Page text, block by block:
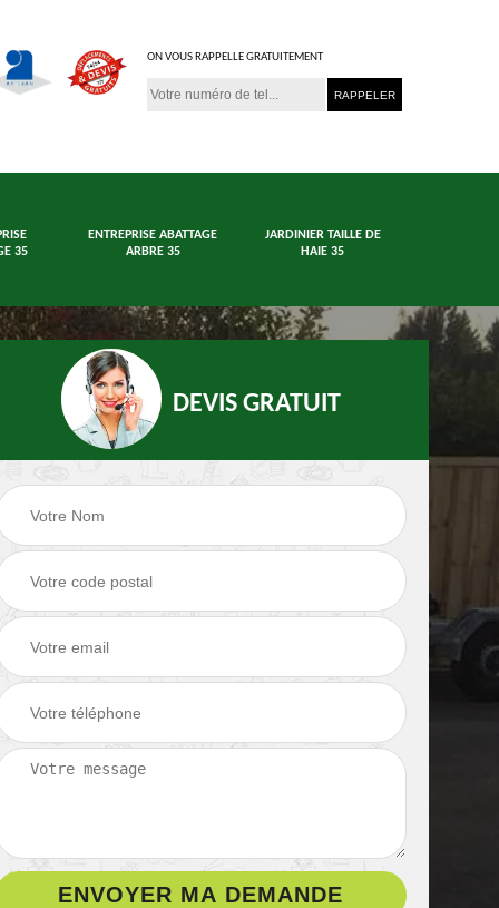
ON VOUS RAPPELLE GRATUITEMENT
35
ENTREPRISE ABATTAGE
ARBRE 35
JARDINIER TAILLE DE
HAIE 35
arbre et haie
Jardinier 35
DEVIS GRATUIT